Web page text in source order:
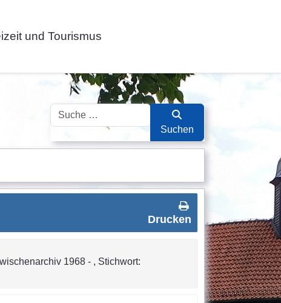
und Tourismus
Suchen
Suchen
Drucken
1968 - , Stichwort: